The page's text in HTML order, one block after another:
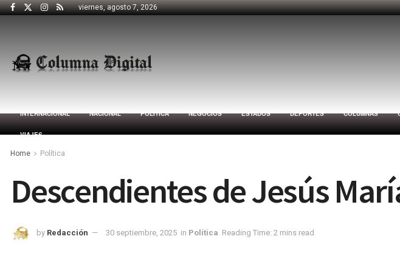
viernes, agosto 7, 2026
INTERNACIONAL NACIONAL POLÍTICA NEGOCIOS ESTADOS DEPORTES COLUMNAS
VIAJES
Home Política
Descendientes de Jesús
by Redacción 30 septiembre, 2025 in Política Reading Time: 2 mins read